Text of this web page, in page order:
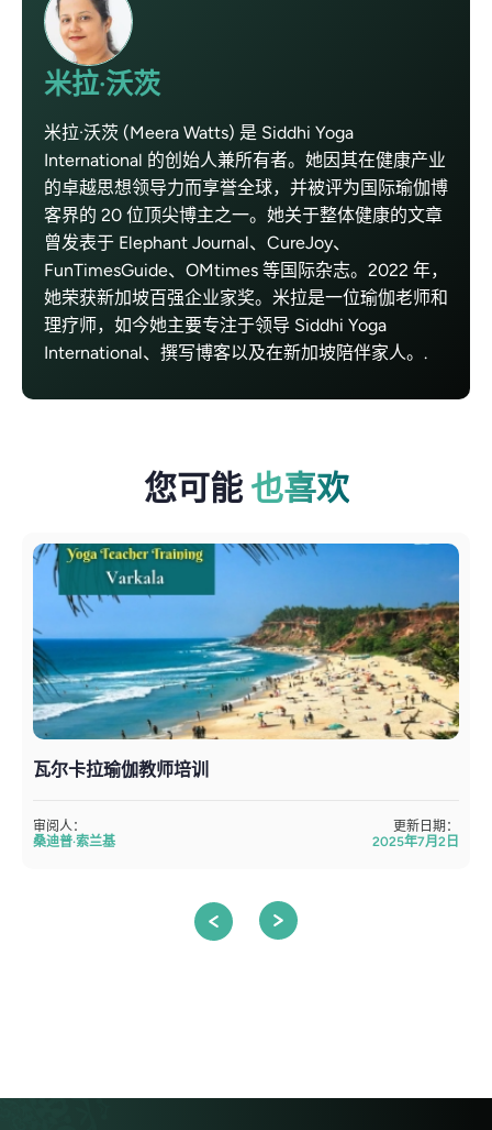
米拉·沃茨
米拉·沃茨 (Meera Watts) 是 Siddhi Yoga
International 的创始人兼所有者。她因其在健康产业
的卓越思想领导力而享誉全球，并被评为国际瑜伽博
客界的 20 位顶尖博主之一。她关于整体健康的文章
曾发表于 Elephant Journal、CureJoy、
FunTimesGuide、OMtimes 等国际杂志。2022 年，
她荣获新加坡百强企业家奖。米拉是一位瑜伽老师和
理疗师，如今她主要专注于领导 Siddhi Yoga
International、撰写博客以及在新加坡陪伴家人。.
您可能 也喜欢
瓦尔卡拉瑜伽教师培训
审阅人：
桑迪普·索兰基
更新日期：
2025年7月2日